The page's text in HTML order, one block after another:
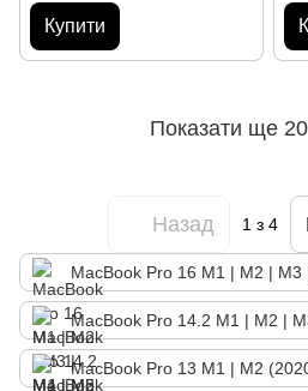
Купити
Показати ще 20
Назад 1з 4
MacBook Pro 16 М1 | М2 | M3
MacBook Pro 14.2 М1 | М2 |
MacBook Pro 13 M1 | M2